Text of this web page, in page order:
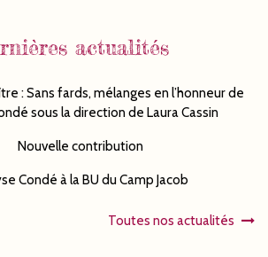
actualités
: Sans fards, mélanges en l’honneur de
sous la direction de Laura Cassin
Nouvelle contribution
Condé à la BU du Camp Jacob
Toutes nos actualités